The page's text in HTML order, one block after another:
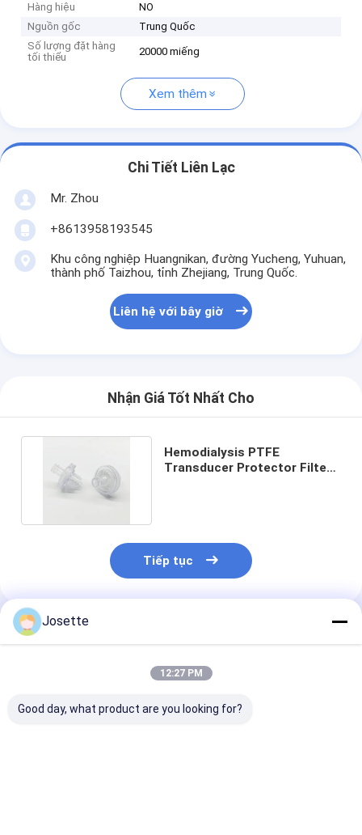
Hàng hiệu
NO
Nguồn gốc
Trung Quốc
Số lượng đặt hàng
tối thiểu
20000 miếng
Xem thêm
Chi Tiết Liên Lạc
Mr. Zhou
+8613958193545
Khu công nghiệp Huangnikan, đường Yucheng, Yuhuan,
thành phố Taizhou, tỉnh Zhejiang, Trung Quốc.
Liên hệ với bây giờ
Nhận Giá Tốt Nhất Cho
Hemodialysis PTFE
Transducer Protector Filters
Tiếp tục
Sản Phẩm Khuyến Cáo
Josette
12:27 PM
Good day, what product are you looking for?